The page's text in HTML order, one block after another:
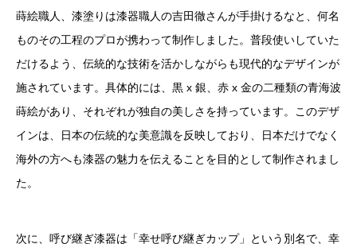
蒔絵職人、漆塗りは漆器職人の吉田徹さんが手掛けるなと、何名
ものその工程のプロが携わって制作しました。普段使いしていた
だけるよう、伝統的な技術を活かしながらも現代的なデザインが
施されています。具体的には、黒 x 銀、赤 x 金の二種類の青海波
蒔絵があり、それぞれが独自の美しさを持っています。このデザ
インは、日本の伝統的な美意識を反映しており、日本だけでなく
海外の方へも漆器の魅力を伝えることを目的として制作されまし
た。
次に、呼び継ぎ漆器は「幸せ呼び継ぎカップ」という別名で、幸